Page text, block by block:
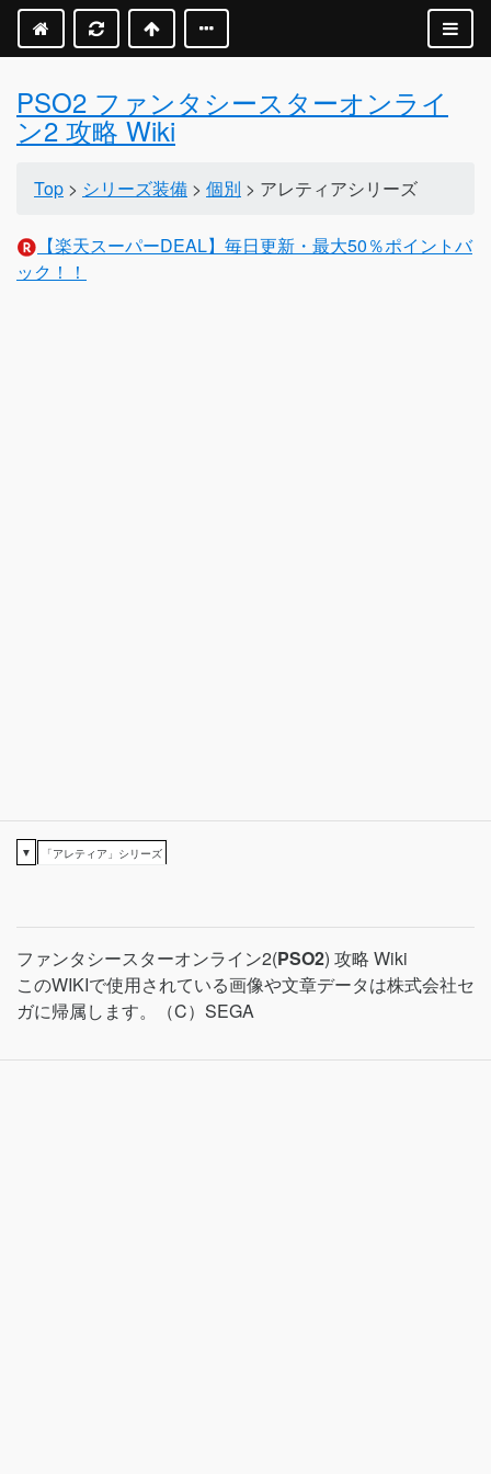
PSO2 ファンタシースターオンライ
ン2 攻略 Wiki
Top > シリーズ装備 > 個別 > アレティアシリーズ
【楽天スーパーDEAL】毎日更新・最大50％ポイントバ
ック！！
▼ 「アレティア」シリーズ
ファンタシースターオンライン2(PSO2) 攻略 Wiki
このWIKIで使用されている画像や文章データは株式会社セ
ガに帰属します。（C）SEGA